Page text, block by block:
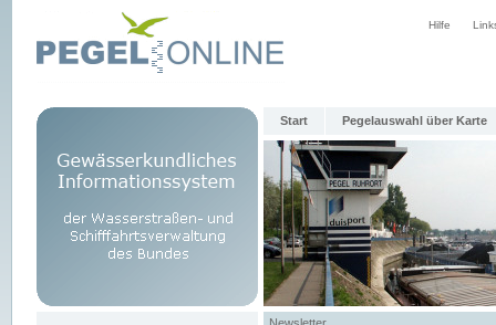
Hilfe
Start Pegelauswahl über Karte